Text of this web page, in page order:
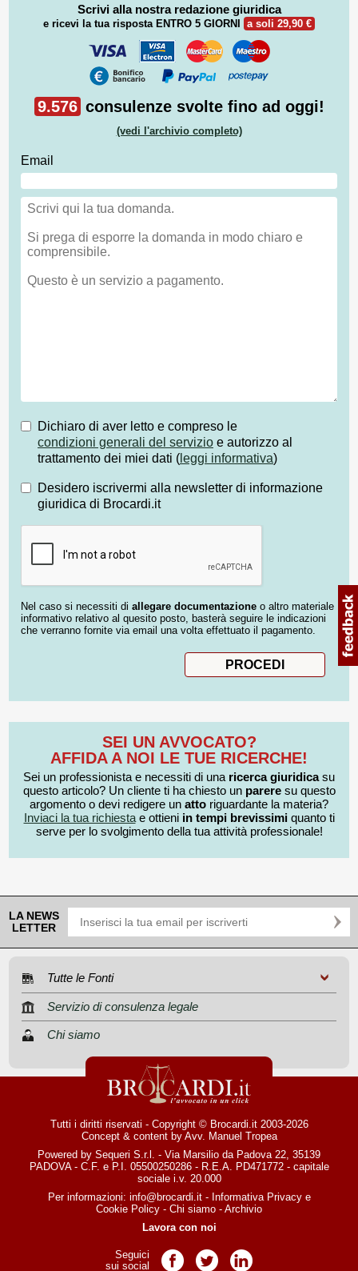
Scrivi alla nostra redazione giuridica
e ricevi la tua risposta ENTRO 5 GIORNI a soli 29,90 €
9.576 consulenze svolte fino ad oggi!
(vedi l'archivio completo)
Email
Dichiaro di aver letto e compreso le
condizioni generali del servizio e autorizzo al
trattamento dei miei dati ( leggi informativa)
Desidero iscrivermi alla newsletter di informazione
giuridica di Brocardi.it
Nel caso si necessiti di allegare documentazione o altro materiale
informativo relativo al quesito posto, basterà seguire le indicazioni
che verranno fornite via email una volta effettuato il pagamento.
SEI UN AVVOCATO?
AFFIDA A NOI LE TUE RICERCHE!
Sei un professionista e necessiti di una ricerca giuridicasu
questo articolo? Un cliente ti ha chiesto un pareresu questo
argomento o devi redigere un atto riguardante la materia?
Inviaci la tua richiestae ottieni in tempi brevissimiquanto ti
serve per lo svolgimento della tua attività professionale!
LA NEWS
LETTER
Tutte le Fonti
Servizio di consulenza legale
Chi siamo
Tutti i diritti riservati - Copyright © Brocardi.it 2003-2026
Concept & content by Avv. Manuel Tropea
Powered by Sequeri S.r.l. - Via Marsilio da Padova 22, 35139
PADOVA - C.F. e P.I. 05500250286 - R.E.A. PD471772 - capitale
sociale i.v. 20.000
Per informazioni: info@brocardi.it- Informativa Privacye
Cookie Policy - Chi siamo - Archivio
Lavora con noi
Seguici
sui social
Pagina Facebook
Pagina TwitterPagina LinkedIn